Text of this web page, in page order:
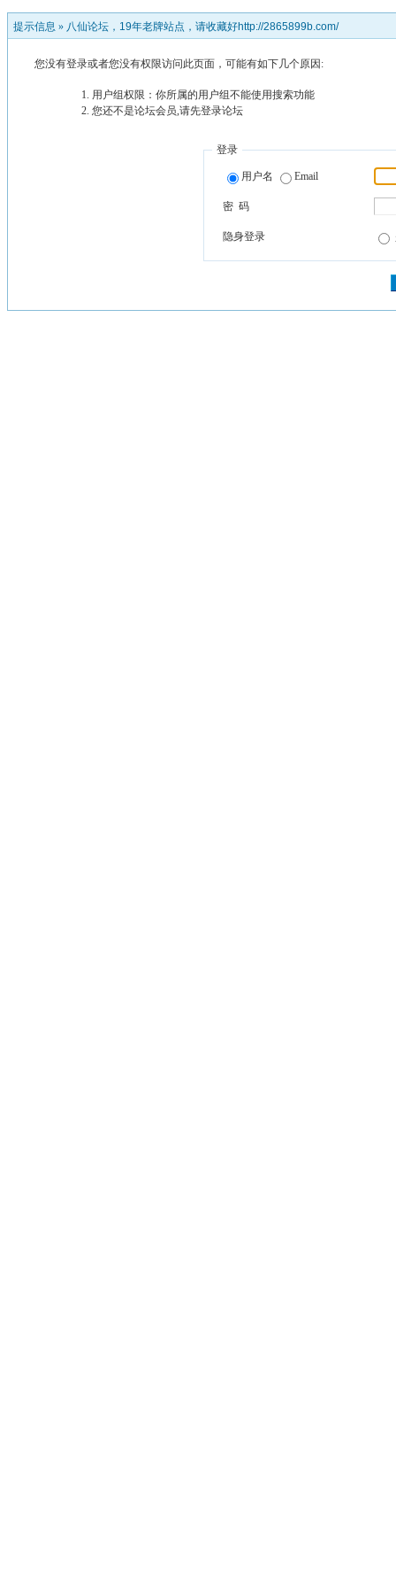
提示信息 » 八仙论坛，19年老牌站点，请收藏好http://2865899b.com/
您没有登录或者您没有权限访问此页面，可能有如下几个原因:
用户组权限：你所属的用户组不能使用搜索功能
您还不是论坛会员,请先登录论坛
登录
用户名 Email
密 码
隐身登录